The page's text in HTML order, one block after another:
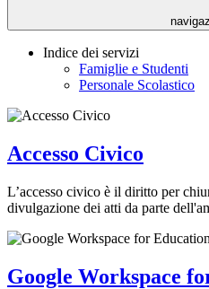
Indice dei servizi
Famiglie e Studenti
Personale Scolastico
Accesso Civico
L’accesso civico è il diritto per
divulgazione dei atti da parte
Google Workspace